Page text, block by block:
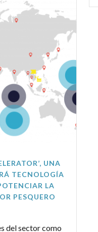
UNA
TECNOLOGÍA
LA
PESQUERO
del sector como